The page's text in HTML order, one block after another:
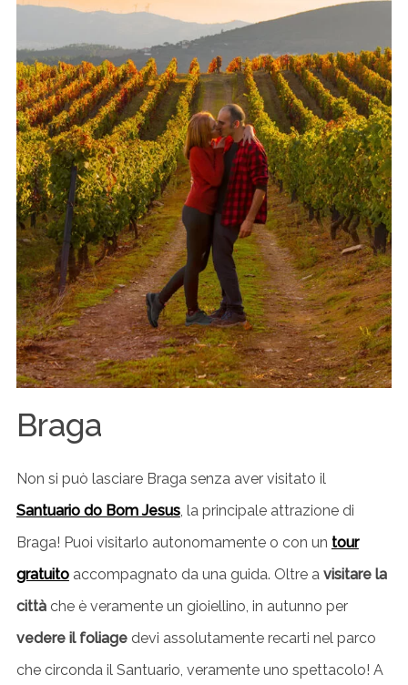
Braga
Non si può lasciare Braga senza aver visitato il
Santuario do Bom Jesus, la principale attrazione di
Braga! Puoi visitarlo autonomamente o con un tour
gratuitoaccompagnato da una guida. Oltre a visitare la
cittàche è veramente un gioiellino, in autunno per
vedere il foliagedevi assolutamente recarti nel parco
che circonda il Santuario, veramente uno spettacolo! A